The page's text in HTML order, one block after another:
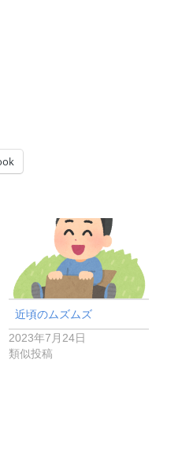
近頃のムズムズ
2023年7月24日
類似投稿